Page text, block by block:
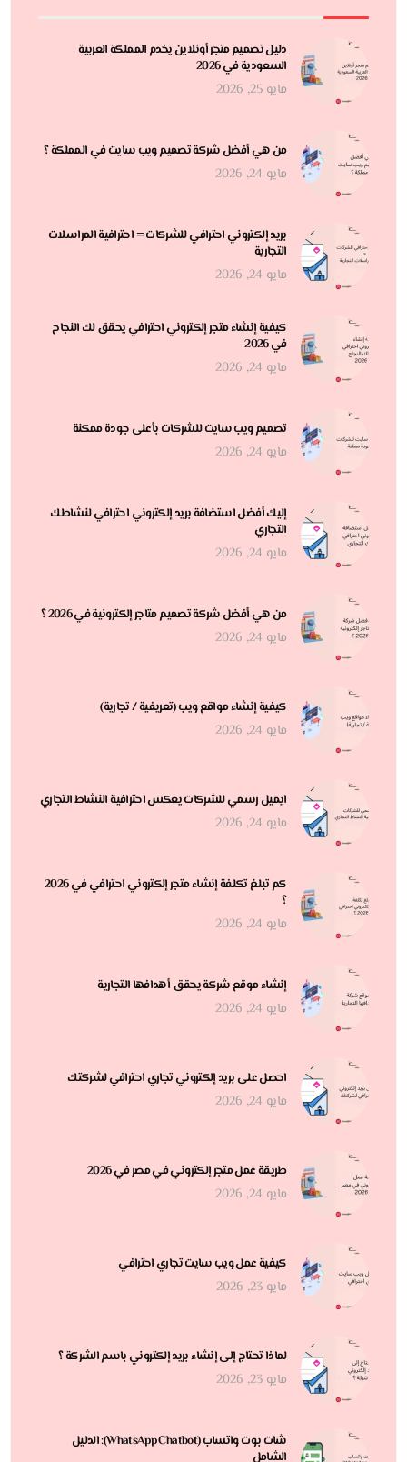
دليل تصميم متجر أونلاين يخدم المملكة العربية
السعودية في 2026
مايو 25, 2026
من هي أفضل شركة تصميم ويب سايت في المملكة ؟
مايو 24, 2026
بريد إلكتروني احترافي للشركات = احترافية المراسلات
التجارية
مايو 24, 2026
كيفية إنشاء متجر إلكتروني احترافي يحقق لك النجاح
في 2026
مايو 24, 2026
تصميم ويب سايت للشركات بأعلى جودة ممكنة
مايو 24, 2026
إليك أفضل استضافة بريد إلكتروني احترافي لنشاطك
التجاري
مايو 24, 2026
من هي أفضل شركة تصميم متاجر إلكترونية في 2026 ؟
مايو 24, 2026
كيفية إنشاء مواقع ويب (تعريفية / تجارية)
مايو 24, 2026
ايميل رسمي للشركات يعكس احترافية النشاط التجاري
مايو 24, 2026
كم تبلغ تكلفة إنشاء متجر إلكتروني احترافي في 2026
؟
مايو 24, 2026
إنشاء موقع شركة يحقق أهدافها التجارية
مايو 24, 2026
احصل على بريد إلكتروني تجاري احترافي لشركتك
مايو 24, 2026
طريقة عمل متجر إلكتروني في مصر في 2026
مايو 24, 2026
كيفية عمل ويب سايت تجاري احترافي
مايو 23, 2026
لماذا تحتاج إلى إنشاء بريد إلكتروني باسم الشركة ؟
مايو 23, 2026
شات بوت واتساب (WhatsApp Chatbot): الدليل
الشامل